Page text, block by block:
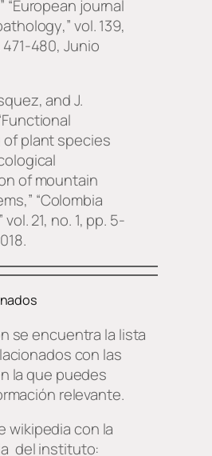
“European journal
,” vol. 139,
471-480, Junio
and J.
plant species
of mountain
“Colombia
vol. 21, no. 1, pp. 5-
se encuentra la lista
con las
la que puedes
relevante.
wikipedia con la
del instituto: